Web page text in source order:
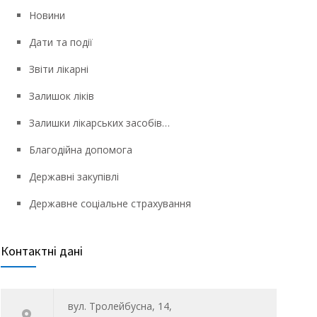
Новини
Дати та події
Звіти лікарні
Залишок ліків
Залишки лікарських засобів…
Благодійна допомога
Державні закупівлі
Державне соціальне страхування
Контактні дані
вул. Тролейбусна, 14,